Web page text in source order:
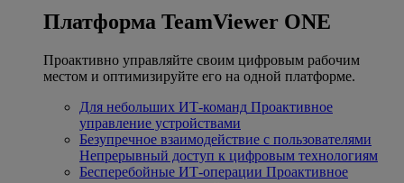
Платформа TeamViewer ONE
Проактивно управляйте своим цифровым рабочим
местом и оптимизируйте его на одной платформе.
Для небольших ИТ-команд Проактивное
управление устройствами
Безупречное взаимодействие с пользователями
Непрерывный доступ к цифровым технологиям
Бесперебойные ИТ-операции Проактивное